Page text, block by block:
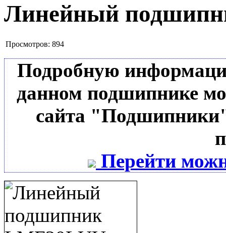
Линейный
Просмотров: 894
Подробную
данном подшипнике
сайта
Перейти